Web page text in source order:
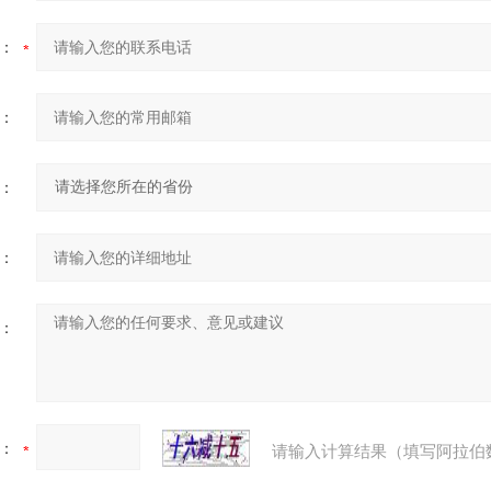
请输入计算结果（填写阿拉